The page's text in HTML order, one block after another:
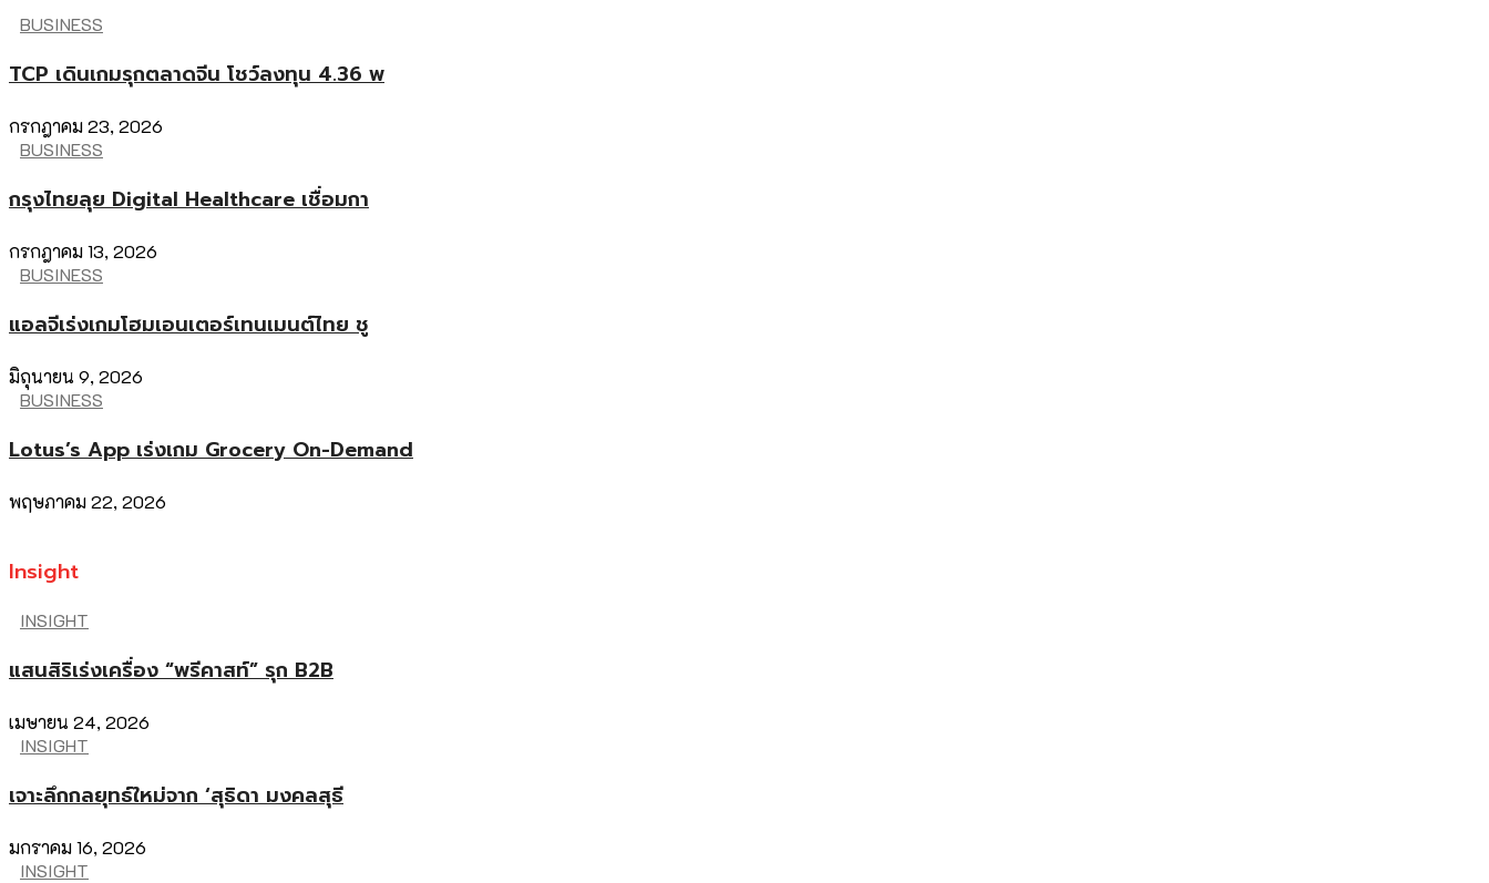
BUSINESS
TCP เดินเกมรุกตลาดจีน โชว์ลงทุน 4.36 พ
กรกฎาคม 23, 2026
BUSINESS
กรุงไทยลุย Digital Healthcare เชื่อมกา
กรกฎาคม 13, 2026
BUSINESS
แอลจีเร่งเกมโฮมเอนเตอร์เทนเมนต์ไทย ชู
มิถุนายน 9, 2026
BUSINESS
Lotus’s App เร่งเกม Grocery On-Demand
พฤษภาคม 22, 2026
Insight
INSIGHT
แสนสิริเร่งเครื่อง “พรีคาสท์” รุก B2B
เมษายน 24, 2026
INSIGHT
เจาะลึกกลยุทธ์ใหม่จาก ‘สุธิดา มงคลสุธี
มกราคม 16, 2026
INSIGHT